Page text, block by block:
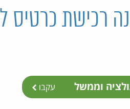
רכישת כרטיס
וממשל עקבו